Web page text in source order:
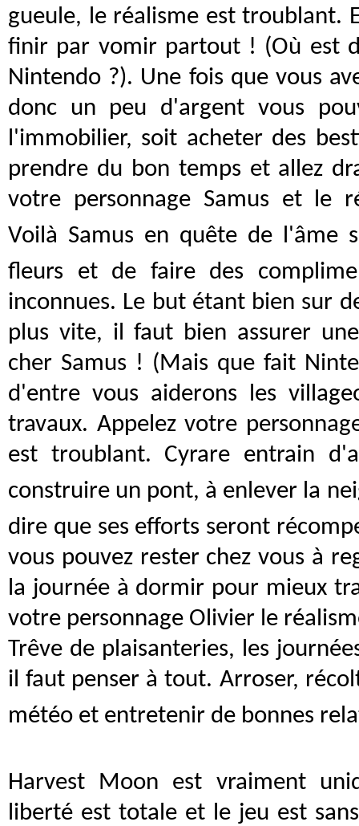
gueule, le réalisme est troublant.
finir par vomir partout ! (Où est
Nintendo ?). Une fois que vous
donc un peu d'argent vous
l'immobilier, soit acheter des
prendre du bon temps et allez
votre personnage Samus et le
Voilà Samus en quête de l'âme
fleurs et de faire des
inconnues. Le but étant bien sur
plus vite, il faut bien assurer
cher Samus ! (Mais que fait
d'entre vous aiderons les
travaux. Appelez votre
est troublant. Cyrare entrain
construire un pont, à enlever la
dire que ses efforts seront
vous pouvez rester chez vous à
la journée à dormir pour mieux
votre personnage Olivier le
Trêve de plaisanteries, les
il faut penser à tout. Arroser,
météo et entretenir de bonnes
Harvest Moon est vraiment
liberté est totale et le jeu est